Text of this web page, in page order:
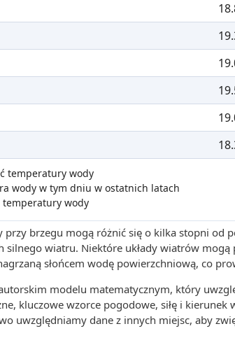
temperatury wody
wody w tym dniu w ostatnich latach
wody
brzegu mogą różnić się o kilka stopni od
silnego wiatru. Niektóre układy wiatrów
słońcem wodę powierzchniową, co
modelu matematycznym, który
kluczowe wzorce pogodowe, siłę i
uwzględniamy dane z innych miejsc, aby